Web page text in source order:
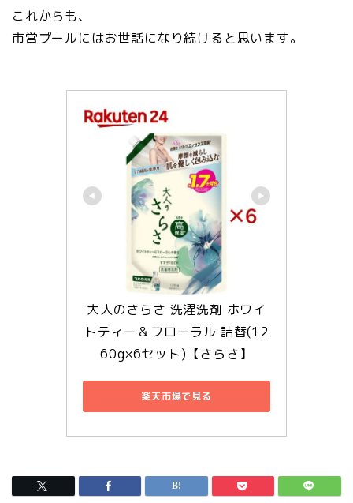
これからも、
市営プールにはお世話になり続けると思います。
大人のさらさ 洗濯洗剤 ホワイ
トティー＆フローラル 詰替(12
60g×6セット)【さらさ】
楽天市場で見る